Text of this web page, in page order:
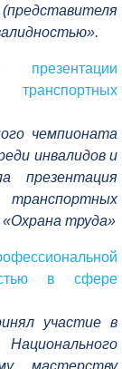
чемпионата
инвалидов и
презентация
труда»
в сфере
участие в
мастерству